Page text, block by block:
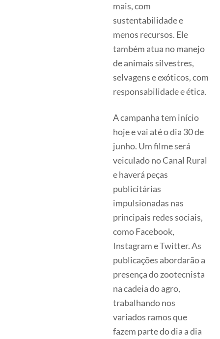
mais, com
sustentabilidade e
menos recursos. Ele
também atua no manejo
de animais silvestres,
selvagens e exóticos, com
responsabilidade e ética.
A campanha tem início
hoje e vai até o dia 30 de
junho. Um filme será
veiculado no Canal Rural
e haverá peças
publicitárias
impulsionadas nas
principais redes sociais,
como Facebook,
Instagram e Twitter. As
publicações abordarão a
presença do zootecnista
na cadeia do agro,
trabalhando nos
variados ramos que
fazem parte do dia a dia